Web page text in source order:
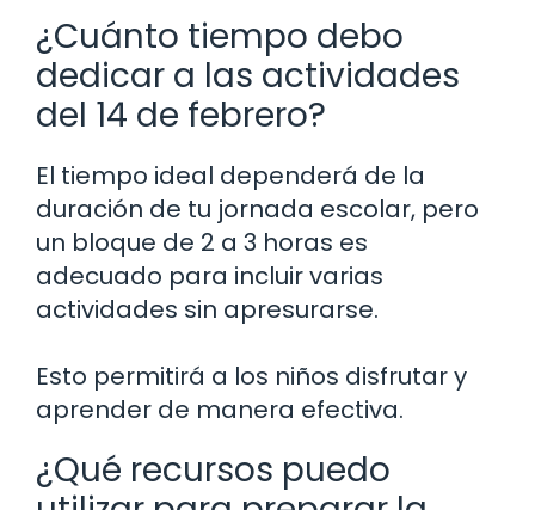
¿Cuánto tiempo debo
dedicar a las actividades
del 14 de febrero?
El tiempo ideal dependerá de la
duración de tu jornada escolar, pero
un bloque de 2 a 3 horas es
adecuado para incluir varias
actividades sin apresurarse.
Esto permitirá a los niños disfrutar y
aprender de manera efectiva.
¿Qué recursos puedo